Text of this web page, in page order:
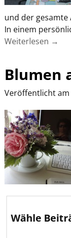
und der
In einem
Weiterlesen →
Blumen
Veröffentlicht am
Wähle